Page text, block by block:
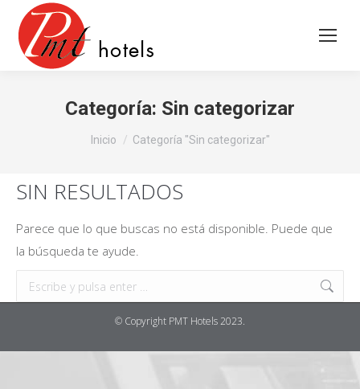
Categoría: Sin categorizar
Estás aquí:
Inicio Categoría "Sin categorizar"
SIN RESULTADOS
Parece que lo que buscas no está disponible. Puede que
la búsqueda te ayude.
Buscar:
© Copyright PMT Hotels 2023.